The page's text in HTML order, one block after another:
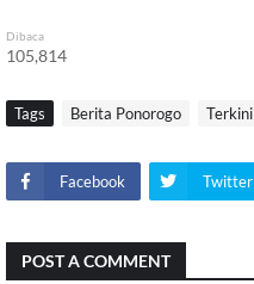
Dibaca
105,814
Tags Berita Ponorogo Terkini
Facebook Twitter
POST A COMMENT